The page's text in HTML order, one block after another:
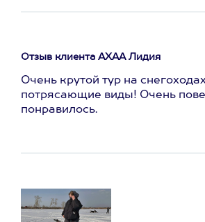
Отзыв клиента АХАА Лидия
Очень крутой тур на
потрясающие виды! Очень
понравилось.